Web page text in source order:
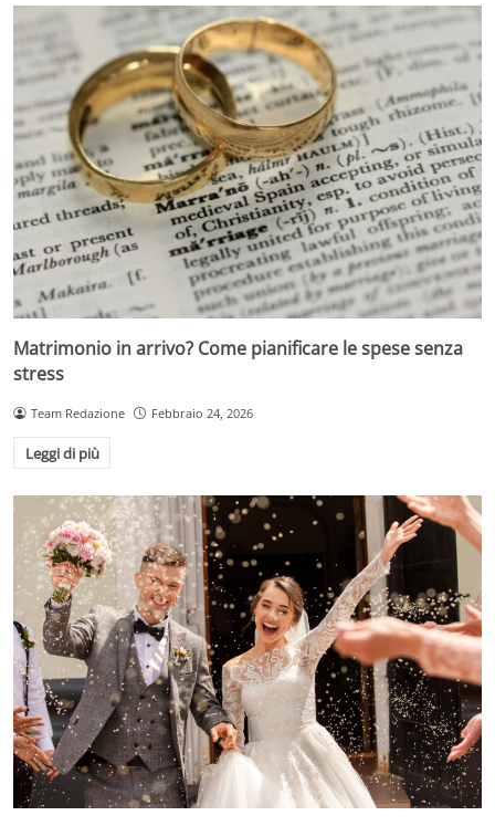
Matrimonio in arrivo? Come pianificare le spese senza
stress
Team Redazione Febbraio 24, 2026
Leggi di più